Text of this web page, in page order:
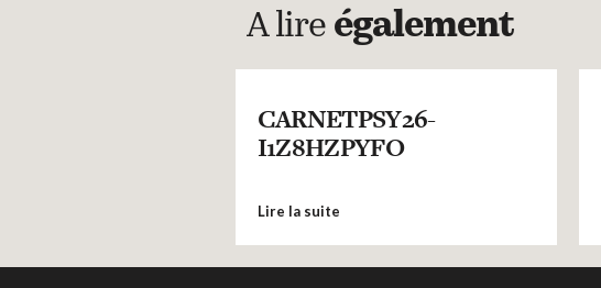
A lire également
CARNETPSY26-
I1Z8HZPYFO
Lire la suite